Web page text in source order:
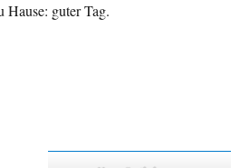
Hause: guter Tag.